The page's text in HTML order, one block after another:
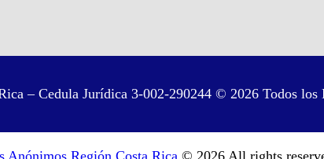
– Cedula Jurídica 3-002-290244 © 2026 Todos los